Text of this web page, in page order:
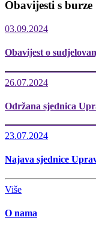
Obavijesti s burze
03.09.2024
Obavijest o
26.07.2024
Održana sjednica
23.07.2024
Najava sjednice
Više
O nama